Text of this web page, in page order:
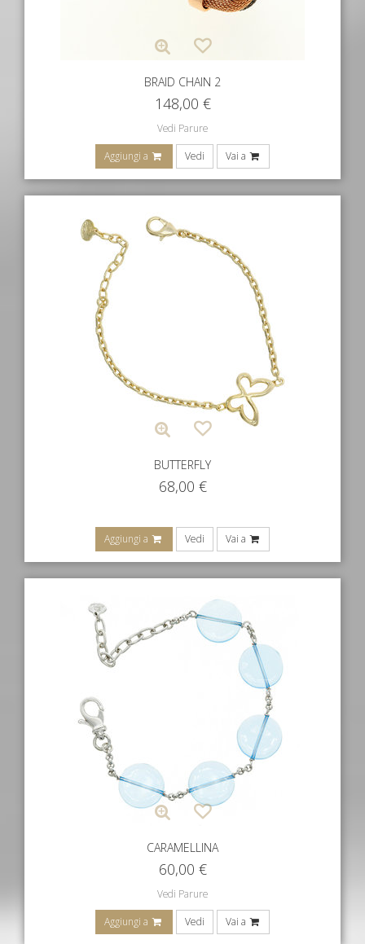
BRAID CHAIN 2
148,00 €
Vedi Parure
Aggiungi a Vedi Vai a
BUTTERFLY
68,00 €
Aggiungi a Vedi Vai a
CARAMELLINA
60,00 €
Vedi Parure
Aggiungi a Vedi Vai a